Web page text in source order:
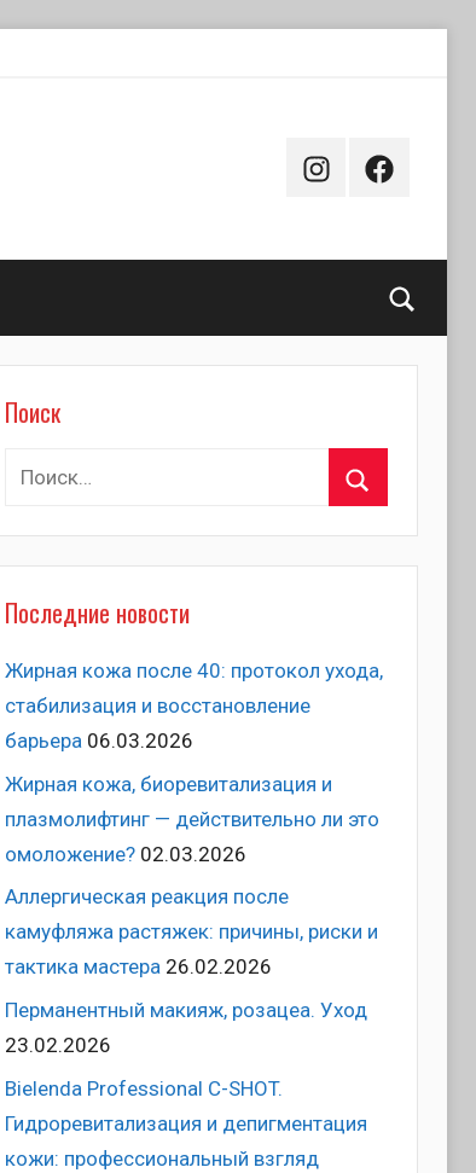
InstagramFacebook
Поиск
Найти:
Последние новости
Жирная кожа после 40: протокол ухода,
стабилизация и восстановление
барьера 06.03.2026
Жирная кожа, биоревитализация и
плазмолифтинг — действительно ли это
омоложение? 02.03.2026
Аллергическая реакция после
камуфляжа растяжек: причины, риски и
тактика мастера 26.02.2026
Перманентный макияж, розацеа. Уход
23.02.2026
Bielenda Professional C-SHOT.
Гидроревитализация и депигментация
кожи: профессиональный взгляд